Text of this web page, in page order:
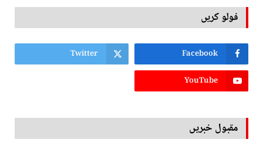
فولو کریں
Facebook
Twitter
YouTube
مقبول خبریں